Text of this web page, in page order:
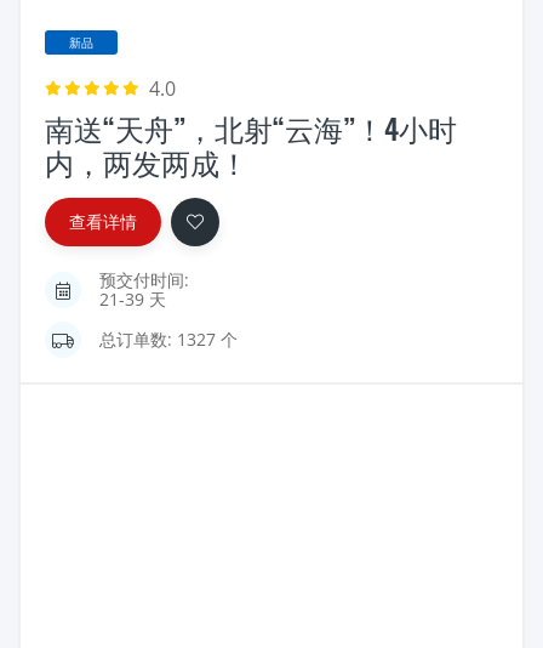
新品
4.0
南送“天舟”，北射“云海”！4小时
内，两发两成！
查看详情
预交付时间:
21-39 天
总订单数: 1327 个